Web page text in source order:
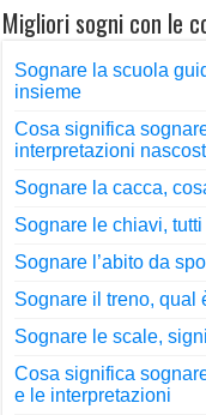
Migliori sogni con le
Sognare la scuola
insieme
Cosa significa
interpretazioni
Sognare la cacca,
Sognare le chiavi,
Sognare l’abito da
Sognare il treno, qual
Sognare le scale,
Cosa significa
e le interpretazioni